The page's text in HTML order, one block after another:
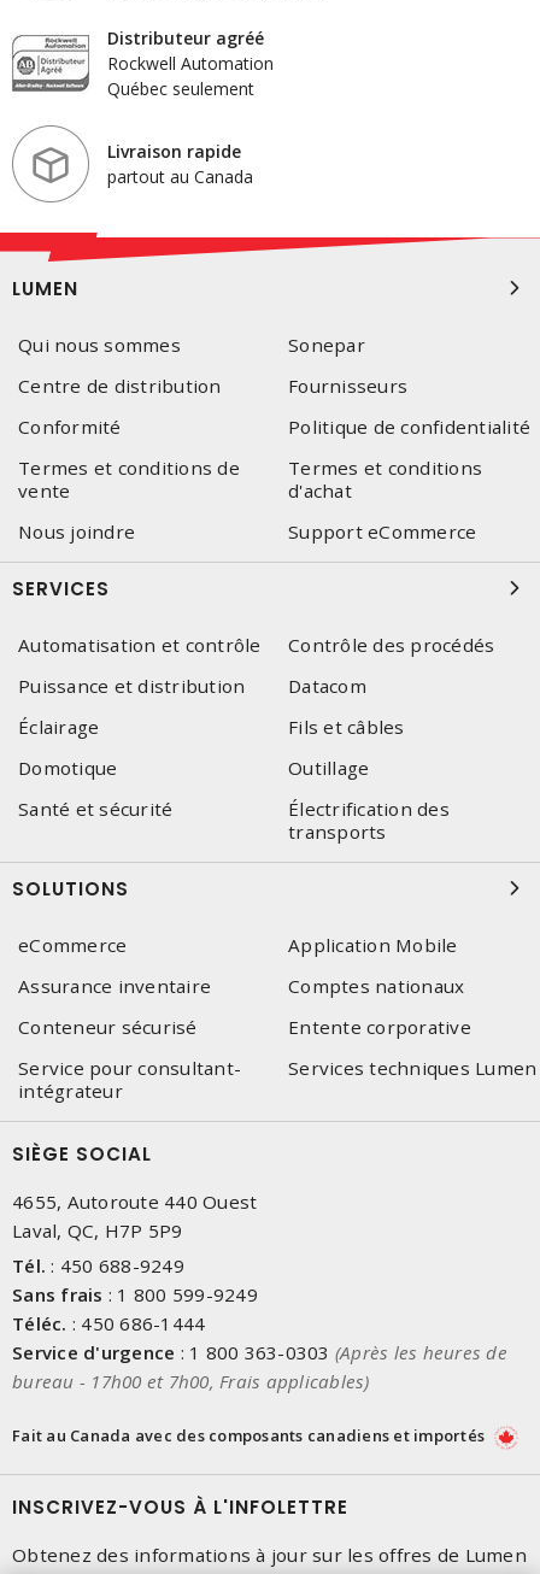
Distributeur agréé
Rockwell Automation
Québec seulement
Livraison rapide
partout au Canada
LUMEN
Qui nous sommes
Sonepar
Centre de distribution
Fournisseurs
Conformité
Politique de confidentialité
Termes et conditions de
vente
Termes et conditions
d'achat
Nous joindre
Support eCommerce
SERVICES
Automatisation et contrôle
Contrôle des procédés
Puissance et distribution
Datacom
Éclairage
Fils et câbles
Domotique
Outillage
Santé et sécurité
Électrification des
transports
SOLUTIONS
eCommerce
Application Mobile
Assurance inventaire
Comptes nationaux
Conteneur sécurisé
Entente corporative
Service pour consultant-
intégrateur
Services techniques Lumen
SIÈGE SOCIAL
4655, Autoroute 440 Ouest
Laval, QC, H7P 5P9
Tél. : 450 688-9249
Sans frais : 1 800 599-9249
Téléc. : 450 686-1444
Service d'urgence : 1 800 363-0303 (Après les heures de
bureau - 17h00 et 7h00, Frais applicables)
Fait au Canada avec des composants canadiens et importés
INSCRIVEZ-VOUS À L'INFOLETTRE
Obtenez des informations à jour sur les offres de Lumen